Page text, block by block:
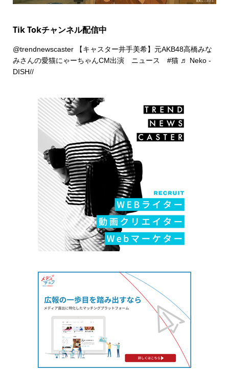
Tik Tokチャンネル配信中
@trendnewscaster【キャスター井手美希】元AKB48高橋みな
みさんの愛猫にゃーちゃんCM出演 ニュース #猫 ♬ Neko -
DISH//